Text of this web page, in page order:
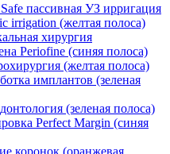
пассивная УЗ ирригация
irrigation (желтая полоса)
хирургия
Periofine (синяя полоса)
(желтая полоса)
имплантов (зеленая
(зеленая полоса)
Perfect Margin (синяя
коронок (оранжевая